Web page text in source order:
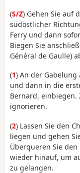
(S/Z) Gehen Sie auf
südöstlicher
Ferry und dann
Biegen Sie
Général de Gaulle)
(1) An der
und dann in die
Bernard, einbiegen.
ignorieren.
(2) Lassen Sie den
liegen und gehen
Überqueren Sie
wieder hinauf, um
zu gelangen.